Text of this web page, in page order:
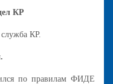
КР
служба КР.
по правилам ФИДЕ